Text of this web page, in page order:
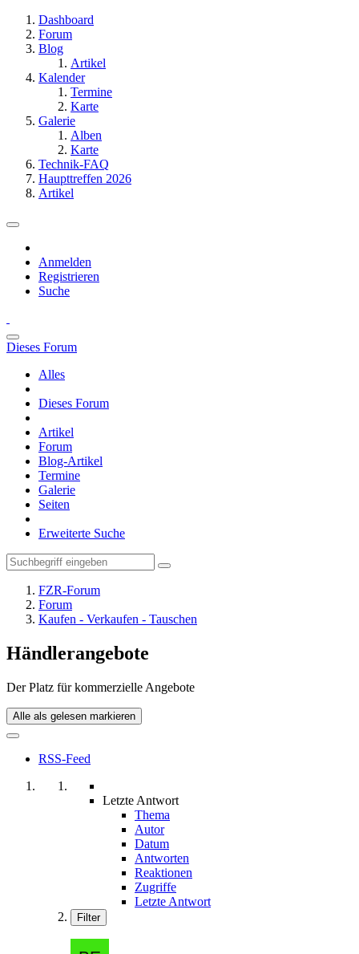
Dashboard
Forum
Blog
Artikel
Kalender
Termine
Karte
Galerie
Alben
Karte
Technik-FAQ
Haupttreffen 2026
Artikel
Anmelden
Registrieren
Suche
Dieses Forum
Alles
Dieses Forum
Artikel
Forum
Blog-Artikel
Termine
Galerie
Seiten
Erweiterte Suche
FZR-Forum
Forum
Kaufen - Verkaufen - Tauschen
Händlerangebote
Der Platz für kommerzielle Angebote
Alle als gelesen markieren
RSS-Feed
Letzte Antwort
Thema
Autor
Datum
Antworten
Reaktionen
Zugriffe
Letzte Antwort
Filter